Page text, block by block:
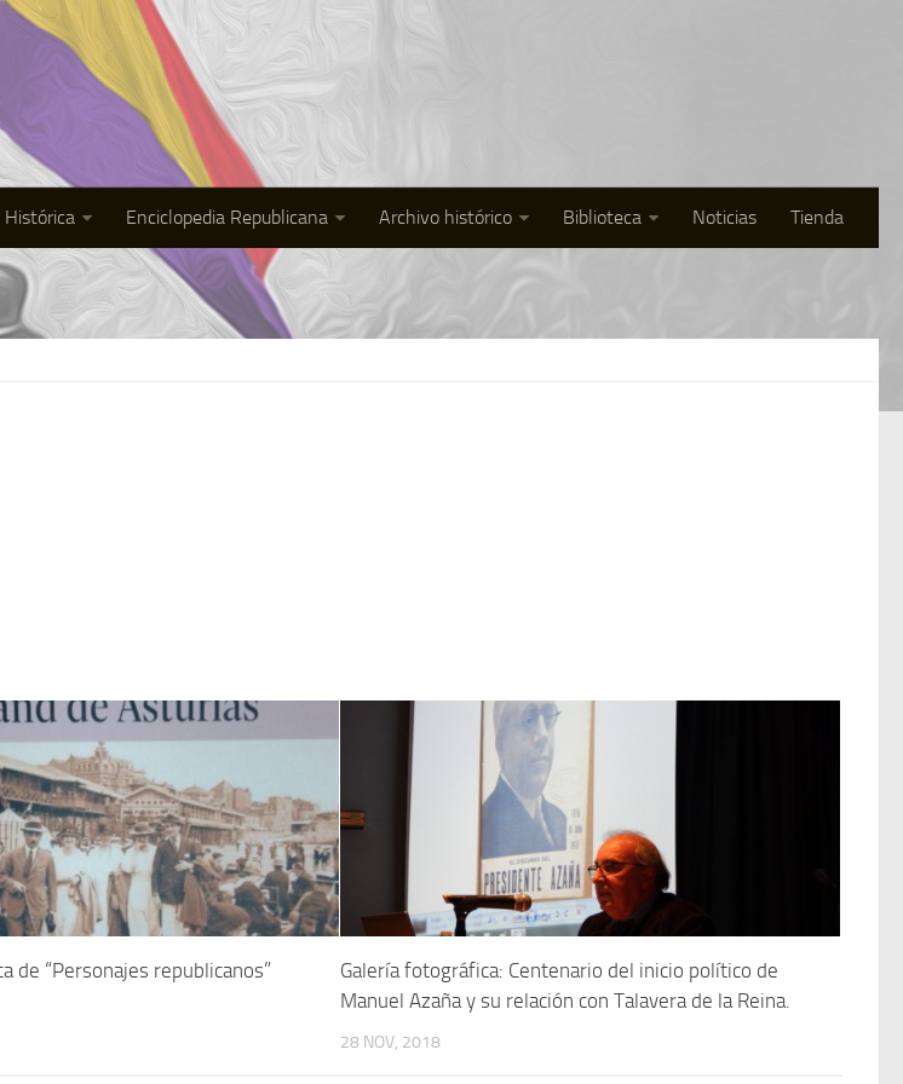
Histórica Enciclopedia Republicana Archivo histórico Biblioteca Noticias Tienda
de “Personajes republicanos”
Galería fotográfica: Centenario del inicio político de
Manuel Azaña y su relación con Talavera de la Reina.
28 NOV, 2018